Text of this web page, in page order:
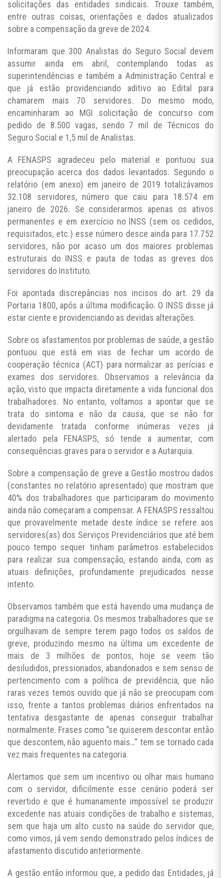
solicitações das entidades sindicais. Trouxe também,
entre outras coisas, orientações e dados atualizados
sobre a compensação da greve de 2024.
Informaram que 300 Analistas do Seguro Social devem
assumir ainda em abril, contemplando todas as
superintendências e também a Administração Central e
que já estão providenciando aditivo ao Edital para
chamarem mais 70 servidores. Do mesmo modo,
encaminharam ao MGI solicitação de concurso com
pedido de 8.500 vagas, sendo 7 mil de Técnicos do
Seguro Social e 1,5 mil de Analistas.
A FENASPS agradeceu pelo material e pontuou sua
preocupação acerca dos dados levantados. Segundo o
relatório (em anexo) em janeiro de 2019 totalizávamos
32.108 servidores, número que caiu para 18.574 em
janeiro de 2026. Se considerarmos apenas os ativos
permanentes e em exercício no INSS (sem os cedidos,
requisitados, etc.) esse número desce ainda para 17.752
servidores, não por acaso um dos maiores problemas
estruturais do INSS e pauta de todas as greves dos
servidores do Instituto.
Foi apontada discrepâncias nos incisos do art. 29 da
Portaria 1800, após a última modificação. O INSS disse já
estar ciente e providenciando as devidas alterações.
Sobre os afastamentos por problemas de saúde, a gestão
pontuou que está em vias de fechar um acordo de
cooperação técnica (ACT) para normalizar as perícias e
exames dos servidores. Observamos a relevância da
ação, visto que impacta diretamente a vida funcional dos
trabalhadores. No entanto, voltamos a apontar que se
trata do sintoma e não da causa, que se não for
devidamente tratada conforme inúmeras vezes já
alertado pela FENASPS, só tende a aumentar, com
consequências graves para o servidor e a Autarquia.
Sobre a compensação de greve a Gestão mostrou dados
(constantes no relatório apresentado) que mostram que
40% dos trabalhadores que participaram do movimento
ainda não começaram a compensar. A FENASPS ressaltou
que provavelmente metade deste índice se refere aos
servidores(as) dos Serviços Previdenciários que até bem
pouco tempo sequer tinham parâmetros estabelecidos
para realizar sua compensação, estando ainda, com as
atuais definições, profundamente prejudicados nesse
intento.
Observamos também que está havendo uma mudança de
paradigma na categoria. Os mesmos trabalhadores que se
orgulhavam de sempre terem pago todos os saldos de
greve, produzindo mesmo na última um excedente de
mais de 3 milhões de pontos, hoje se veem tão
desiludidos, pressionados, abandonados e sem senso de
pertencimento com a política de previdência, que não
raras vezes temos ouvido que já não se preocupam com
isso, frente a tantos problemas diários enfrentados na
tentativa desgastante de apenas conseguir trabalhar
normalmente. Frases como “se quiserem descontar então
que descontem, não aguento mais…” tem se tornado cada
vez mais frequentes na categoria.
Alertamos que sem um incentivo ou olhar mais humano
com o servidor, dificilmente esse cenário poderá ser
revertido e que é humanamente impossível se produzir
excedente nas atuais condições de trabalho e sistemas,
sem que haja um alto custo na saúde do servidor que,
como vimos, já vem sendo demonstrado pelos índices de
afastamento discutido anteriormente.
A gestão então informou que, a pedido das Entidades, já